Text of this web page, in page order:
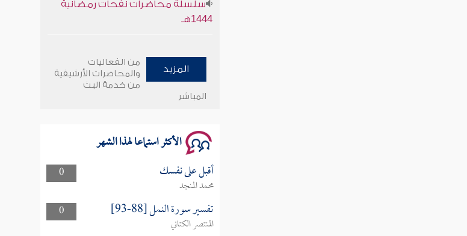
1444هـ
وأمنهم من خوف 9
المزيد
من الفعاليات
والمحاضرات الأرشيفية
من خدمة البث
المباشر
الأكثر استماعا لهذا الشهر
0 أقبل على نفسك
محمد المنجد
0
تفسير سورة النمل [88-93]
المنتصر الكتاني